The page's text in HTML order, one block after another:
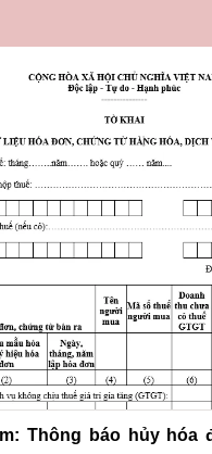
Thông báo hủy hóa